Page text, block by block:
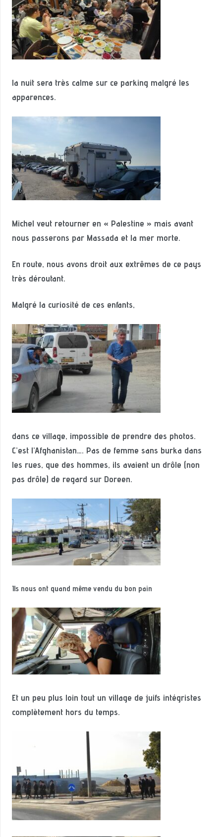
la nuit sera très calme sur ce parking malgré les
apparences.
Michel veut retourner en « Palestine » mais avant
nous passerons par Massada et la mer morte.
En route, nous avons droit aux extrêmes de ce pays
très déroutant.
Malgré la curiosité de ces enfants,
dans ce village, impossible de prendre des photos.
C’est l’Afghanistan…. Pas de femme sans burka dans
les rues, que des hommes, ils avaient un drôle (non
pas drôle) de regard sur Doreen.
Ils nous ont quand même vendu du bon pain
Et un peu plus loin tout un village de juifs intégristes
complètement hors du temps.